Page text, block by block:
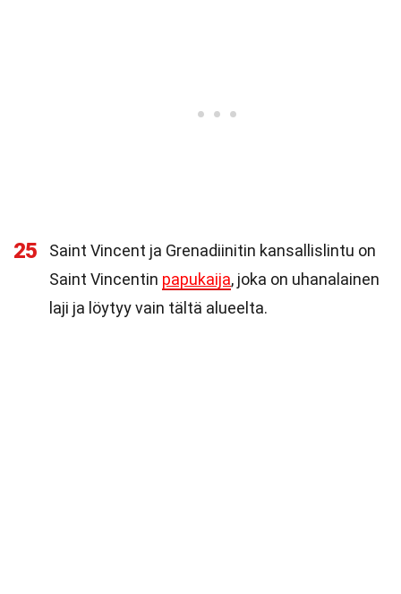
25
Saint Vincent ja Grenadiinitin kansallislintu on
Saint Vincentin papukaija, joka on uhanalainen
laji ja löytyy vain tältä alueelta.